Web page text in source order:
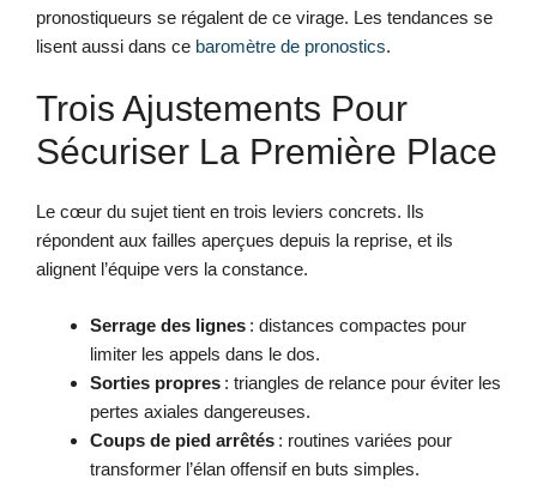
pronostiqueurs se régalent de ce virage. Les tendances se
lisent aussi dans ce baromètre de pronostics.
Trois Ajustements Pour
Sécuriser La Première Place
Le cœur du sujet tient en trois leviers concrets. Ils
répondent aux failles aperçues depuis la reprise, et ils
alignent l’équipe vers la constance.
Serrage des lignes : distances compactes pour
limiter les appels dans le dos.
Sorties propres : triangles de relance pour éviter les
pertes axiales dangereuses.
Coups de pied arrêtés : routines variées pour
transformer l’élan offensif en buts simples.